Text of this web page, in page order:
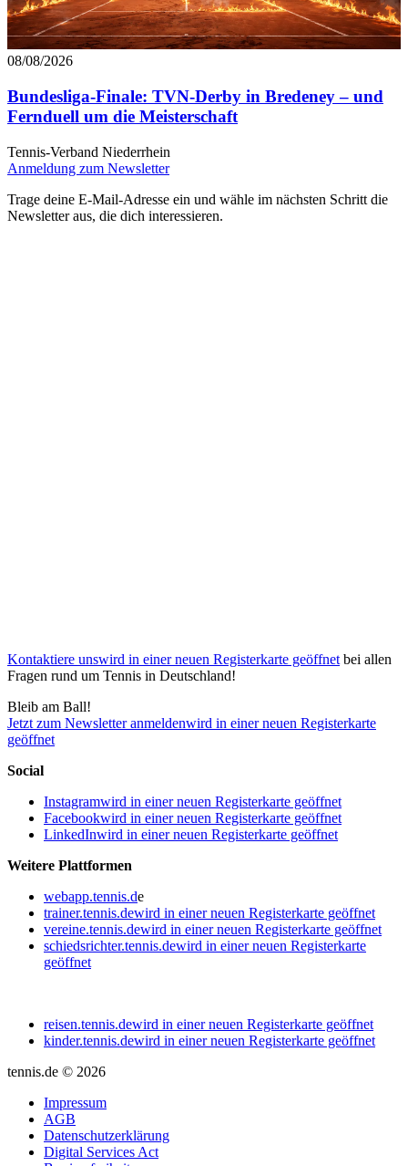
08/08/2026
Bundesliga-Finale: TVN-Derby in Bredeney – und
Fernduell um die Meisterschaft
Tennis-Verband Niederrhein
Anmeldung zum Newsletter
Trage deine E-Mail-Adresse ein und wähle im nächsten Schritt die
Newsletter aus, die dich interessieren.
Kontaktiere unswird in einer neuen Registerkarte geöffnet bei allen
Fragen rund um Tennis in Deutschland!
Bleib am Ball!
Jetzt zum Newsletter anmeldenwird in einer neuen Registerkarte
geöffnet
Social
Instagramwird in einer neuen Registerkarte geöffnet
Facebookwird in einer neuen Registerkarte geöffnet
LinkedInwird in einer neuen Registerkarte geöffnet
Weitere Plattformen
webapp.tennis.de
trainer.tennis.dewird in einer neuen Registerkarte geöffnet
vereine.tennis.dewird in einer neuen Registerkarte geöffnet
schiedsrichter.tennis.dewird in einer neuen Registerkarte
geöffnet
reisen.tennis.dewird in einer neuen Registerkarte geöffnet
kinder.tennis.dewird in einer neuen Registerkarte geöffnet
tennis.de © 2026
Impressum
AGB
Datenschutzerklärung
Digital Services Act